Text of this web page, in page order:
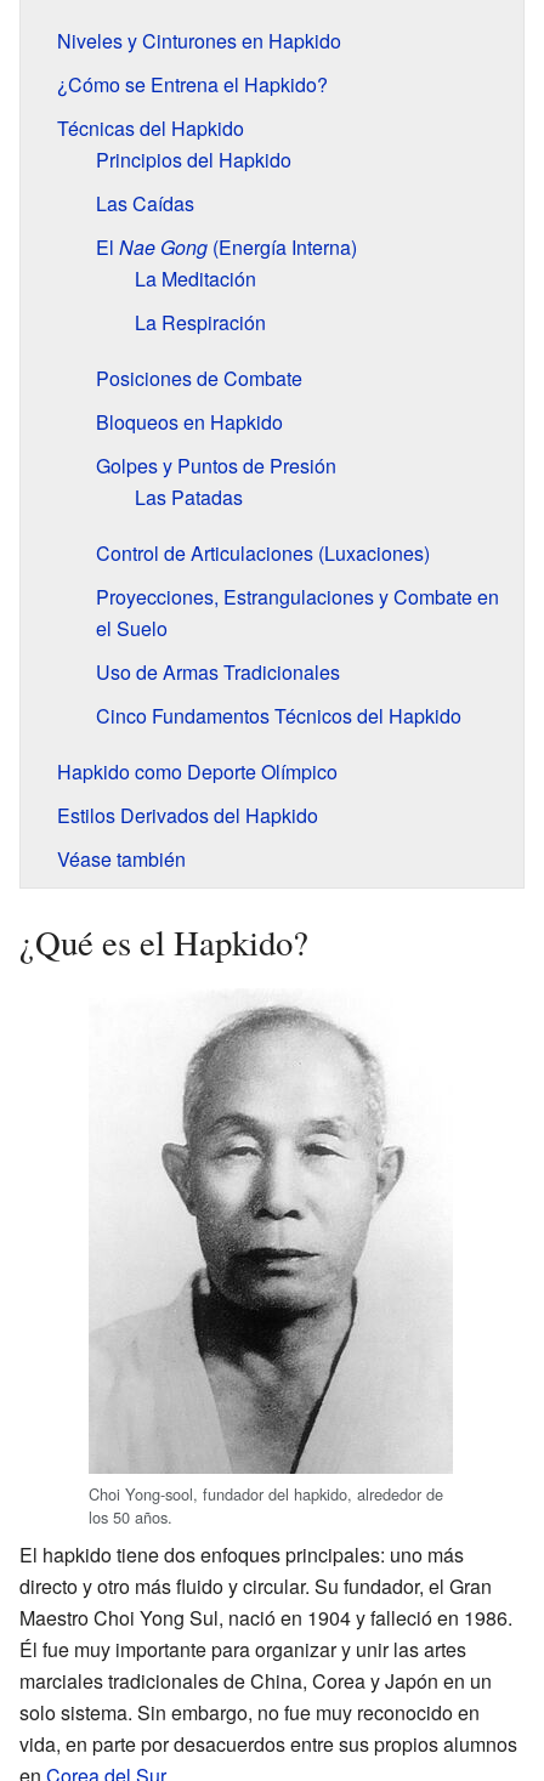
Niveles y Cinturones en Hapkido
¿Cómo se Entrena el Hapkido?
Técnicas del Hapkido
Principios del Hapkido
Las Caídas
El Nae Gong (Energía Interna)
La Meditación
La Respiración
Posiciones de Combate
Bloqueos en Hapkido
Golpes y Puntos de Presión
Las Patadas
Control de Articulaciones (Luxaciones)
Proyecciones, Estrangulaciones y Combate en
el Suelo
Uso de Armas Tradicionales
Cinco Fundamentos Técnicos del Hapkido
Hapkido como Deporte Olímpico
Estilos Derivados del Hapkido
Véase también
¿Qué es el Hapkido?
Choi Yong-sool, fundador del hapkido, alrededor de
los 50 años.
El hapkido tiene dos enfoques principales: uno más
directo y otro más fluido y circular. Su fundador, el Gran
Maestro Choi Yong Sul, nació en 1904 y falleció en 1986.
Él fue muy importante para organizar y unir las artes
marciales tradicionales de China, Corea y Japón en un
solo sistema. Sin embargo, no fue muy reconocido en
vida, en parte por desacuerdos entre sus propios alumnos